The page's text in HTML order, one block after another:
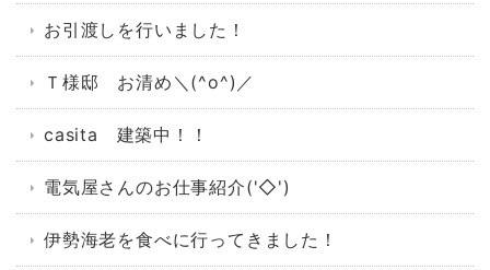
お引渡しを行いました！
Ｔ様邸 お清め＼(^o^)／
casita 建築中！！
電気屋さんのお仕事紹介('◇')ゞ
伊勢海老を食べに行ってきました！